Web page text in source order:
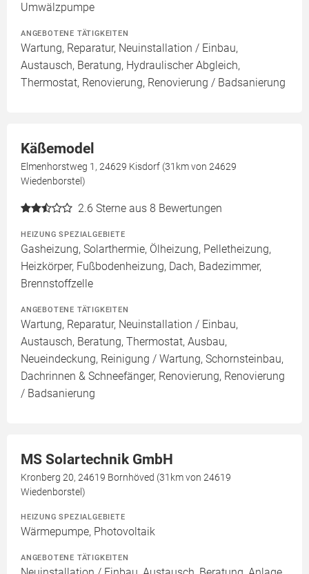
Umwälzpumpe
ANGEBOTENE TÄTIGKEITEN
Wartung, Reparatur, Neuinstallation / Einbau,
Austausch, Beratung, Hydraulischer Abgleich,
Thermostat, Renovierung, Renovierung / Badsanierung
Käßemodel
Elmenhorstweg 1, 24629 Kisdorf (31km von 24629
Wiedenborstel)
2.6 Sterne aus 8 Bewertungen
HEIZUNG SPEZIALGEBIETE
Gasheizung, Solarthermie, Ölheizung, Pelletheizung,
Heizkörper, Fußbodenheizung, Dach, Badezimmer,
Brennstoffzelle
ANGEBOTENE TÄTIGKEITEN
Wartung, Reparatur, Neuinstallation / Einbau,
Austausch, Beratung, Thermostat, Ausbau,
Neueindeckung, Reinigung / Wartung, Schornsteinbau,
Dachrinnen & Schneefänger, Renovierung, Renovierung
/ Badsanierung
MS Solartechnik GmbH
Kronberg 20, 24619 Bornhöved (31km von 24619
Wiedenborstel)
HEIZUNG SPEZIALGEBIETE
Wärmepumpe, Photovoltaik
ANGEBOTENE TÄTIGKEITEN